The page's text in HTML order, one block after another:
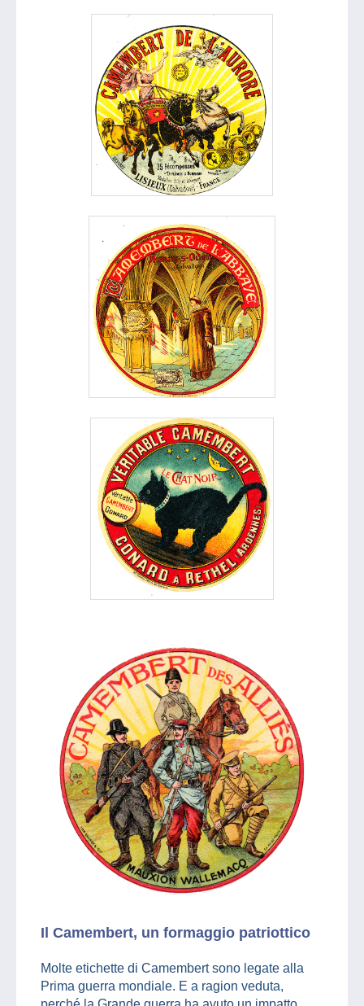
Il Camembert, un formaggio patriottico
Molte etichette di Camembert sono legate alla
Prima guerra mondiale. E a ragion veduta,